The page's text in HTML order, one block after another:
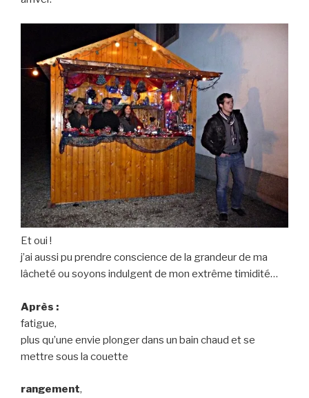
Et oui !
j’ai aussi pu prendre conscience de la grandeur de ma
lâcheté ou soyons indulgent de mon extrême timidité…
Après :
fatigue,
plus qu’une envie plonger dans un bain chaud et se
mettre sous la couette
rangement,